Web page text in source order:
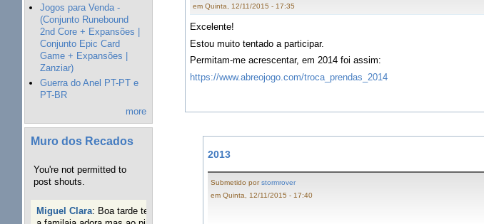
Jogos para Venda -
(Conjunto Runebound
2nd Core + Expansões |
Conjunto Epic Card
Game + Expansões |
Zanziar)
Guerra do Anel PT-PT e
PT-BR
more
Muro dos Recados
You're not permitted to
post shouts.
Miguel Clara: Boa tarde tenho jogo Mice and mistics que
em Quinta, 12/11/2015 - 17:35
Excelente!
Estou muito tentado a participar.
Permitam-me acrescentar, em 2014 foi assim:
https://www.abreojogo.com/troca_prendas_2014
2013
Submetido porstormrover
em Quinta, 12/11/2015 - 17:40